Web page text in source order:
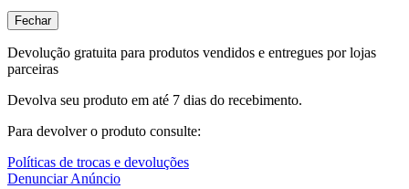
Fechar
Devolução gratuita para produtos vendidos e entregues por lojas
parceiras
Devolva seu produto em até 7 dias do recebimento.
Para devolver o produto consulte:
Políticas de trocas e devoluções
Denunciar Anúncio